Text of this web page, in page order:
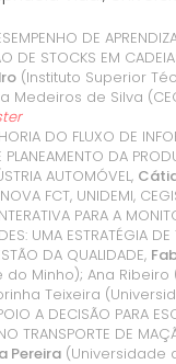
DE
DE STOCKS EM
(Instituto Superior
Medeiros de Silva
DO FLUXO DE
PLANEAMENTO DA
AUTOMÓVEL,
FCT, UNIDEMI,
PARA A
UMA ESTRATÉGIA
DA QUALIDADE,
do Minho); Ana
Teixeira
A DECISÃO PARA
TRANSPORTE DE
Pereira (Universidade